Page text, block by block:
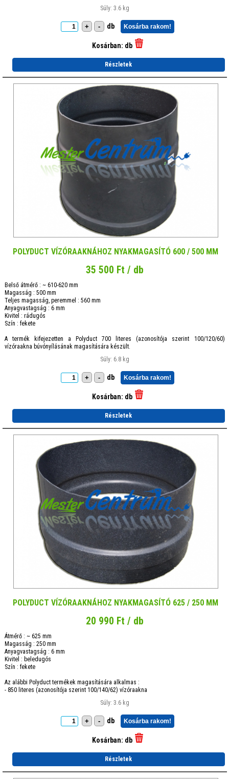
Súly: 3.6 kg
+ - db Kosárba rakom!
Kosárban: db
Részletek
POLYDUCT VÍZÓRAAKNÁHOZ NYAKMAGASÍTÓ 600 / 500 MM
35 500 Ft / db
Belső átmérő : ~ 610-620 mm
Magasság : 500 mm
Teljes magasság, peremmel : 560 mm
Anyagvastagság : 6 mm
Kivitel : rádugós
Szín : fekete
A termék kifejezetten a Polyduct 700 literes (azonosítója szerint 100/120/60)
vízóraakna búvónyílásának magasítására készült.
Súly: 6.8 kg
+ - db Kosárba rakom!
Kosárban: db
Részletek
POLYDUCT VÍZÓRAAKNÁHOZ NYAKMAGASÍTÓ 625 / 250 MM
20 990 Ft / db
Átmérő : ~ 625 mm
Magasság : 250 mm
Anyagvastagság : 6 mm
Kivitel : beledugós
Szín : fekete
Az alábbi Polyduct termékek magasítására alkalmas :
- 850 literes (azonosítója szerint 100/140/62) vízóraakna
Súly: 3.6 kg
+ - db Kosárba rakom!
Kosárban: db
Részletek